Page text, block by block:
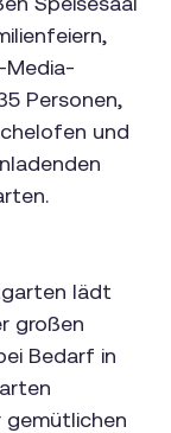
Media-
Personen,
und
lädt
großen
Bedarf in
gemütlichen